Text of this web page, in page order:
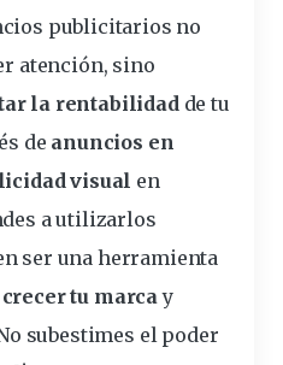
publicitarios no
atención, sino
la rentabilidadde tu
de anuncios en
visual en
a utilizarlos
ser una herramienta
tu marcay
subestimes el poder